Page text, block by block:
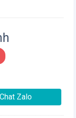
Chat Zalo